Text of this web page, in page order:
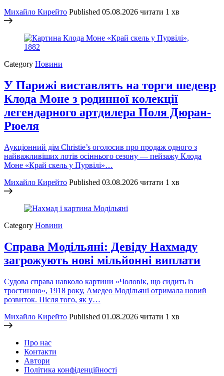
Михайло Кирейто Published 05.08.2026 читати 1 хв
Category Новини
У Парижі виставлять на торги шедевр
Клода Моне з родинної колекції
легендарного артдилера Поля Дюран-
Рюеля
Аукціонний дім Christie’s оголосив про продаж одного з
найважливіших лотів осіннього сезону — пейзажу Клода
Моне «Край скель у Пурвілі»…
Михайло Кирейто Published 03.08.2026 читати 1 хв
Category Новини
Справа Модільяні: Девіду Нахмаду
загрожують нові мільйонні виплати
Судова справа навколо картини «Чоловік, що сидить із
тростиною», 1918 року, Амедео Модільяні отримала новий
розвиток. Після того, як у…
Михайло Кирейто Published 01.08.2026 читати 1 хв
Про нас
Контакти
Автори
Політика конфіденційності